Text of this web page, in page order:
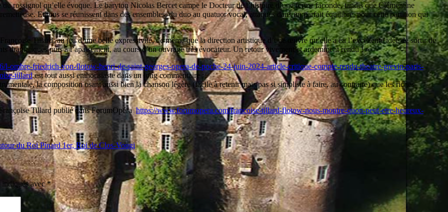
du rossignol qu’elle évoque. Le baryton Nicolas Bercet campe le Docteur de l’histoire d’une ferme faconde, tandis que Clémentine
Et tous se réunissent dans des ensembles, du duo au quatuor vocal, attaqués dans un parfait équilibre, pour cette partition qui
Tillard, au jeu d’une belle expressivité, de même que la direction artistique d’une œuvre qu’elle a eu l’excellente idée de sortir de
dramatiques puis à l’apaisement, au cours d’un ouvrage très évocateur. Un retour vivement et ardemment rendu ! »
l-ombre-friedrich-von-flotow-henri-de-saint-georges-opera-de-poche-24-juin-2024-article-critique-compte-rendu-theatre-grevin-paris-
tillardest tout aussi enthousiaste dans un long commentaire :
la composition osant aussi bien la chanson légère (facile à retenir mais pas si simpliste à faire, au contraire) que les riches
Tillard publié dans ForumOpérahttps://www.forumopera.com/francoise-tillard-flotow-nous-montre-quon-peut-etre-heureux-
du Roi Pinard 1er, Roi de Clos-Vougi
indiqués avec*